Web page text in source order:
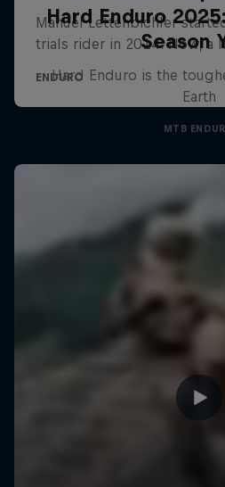
Hard Enduro
Season
Hard Enduro is the
Earth
MTB